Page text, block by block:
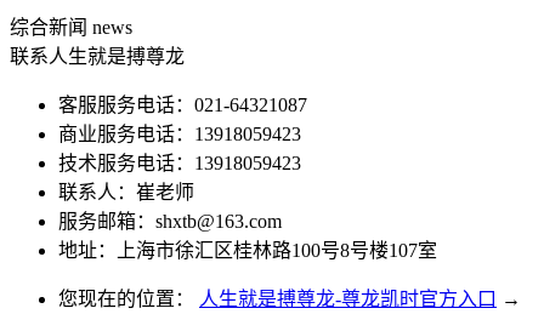
综合新闻 news
联系人生就是搏尊龙
客服服务电话：021-64321087
商业服务电话：13918059423
技术服务电话：13918059423
联系人：崔老师
服务邮箱： shxtb@163.com
地址：上海市徐汇区桂林路100号8号楼107室
您现在的位置： 人生就是搏尊龙-尊龙凯时官方入口 →